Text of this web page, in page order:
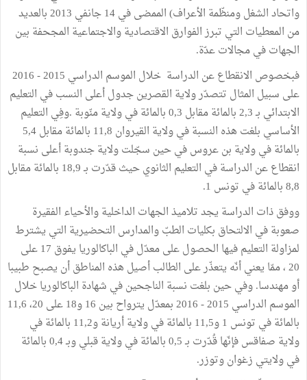
واتحاد الشغل ومنظّمة الأعراف) الممضى في 14 جانفي 2013 بالعديد
من المعطيات التي تبرز الفوارق الاقتصادية والاجتماعية المجحفة بين
الجهات في مجالات عدّة.
فبخصوص الانقطاع عن الدراسة خلال الموسم الدراسي 2015 - 2016
على سبيل المثال تتصدّر ولاية القصرين جدول أعلى النسب في التعليم
الابتدائي بـ 2,3 بالمائة مقابل 0,3 بالمائة في ولاية منّوبة .وفِي التعليم
الأساسي بلغت هذه النسبة في ولاية القيروان 11,8 بالمائة مقابل 5,4
بالمائة في ولاية بن عروس في حين سجّلت ولاية جندوبة أعلى نسبة
انقطاع عن الدراسة في التعليم الثانوي حيث قدّرت بـ 18,9 بالمائة مقابل
8,8 بالمائة في تونس 1.
ووفق ذات الدراسة يجد تلاميذ الجهات الداخلية والأحياء الفقيرة
صعوبة في الالتحاق بكليات الطبّ والمدارس التحضيرية التي يشترط
لمزاولة التعليم فيها الحصول على معدّل في الباكالوريا يفوق 17 على
20 ، ممّا يعني أنّه يتعذّر على الطالب أصيل هذه المناطق أن يصبح طبيبا
أو مهندسا. وفي حين بلغت نسبة الناجحين في شهادة الباكالوريا خلال
الموسم الدراسي 2015 - 2016 بمعدّل يترواح بين 16 و18 على 20، 11,6
بالمائة في تونس 1 و11,5 بالمائة في ولاية أريانة و11,2 بالمائة في
ولاية صفاقس فإنّها قُدّرت بـ 0,5 بالمائة في ولاية قبلي وبـ 0,4 بالمائة
في ولايتي زغوان وتوزر.